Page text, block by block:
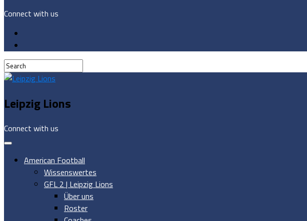
Connect with us
Leipzig Lions
Connect with us
American Football
Wissenswertes
GFL 2 | Leipzig Lions
Über uns
Roster